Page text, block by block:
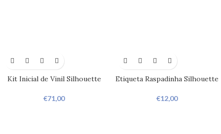
Kit Inicial de Vinil Silhouette
€71,00
Etiqueta Raspadinha Silhouette
€12,00